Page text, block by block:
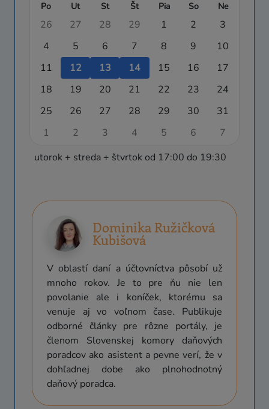
Po Ut St Št Pia So Ne
26 27 28 29 1 2
3
4
5 6 7 8 9
10
11
12 13 14 15 16
17
18
19 20 21 22 23
24
25
26 27 28 29 30
31
1
2 3 4 5 6
7
utorok + streda + štvrtok od 17:00 do 19:30
Dominika Ružičková
Kubišová
V oblastí daní a účtovníctva pôsobí už
mnoho rokov. Je to pre ňu nie len
povolanie ale i koníček, ktorému sa
venuje aj vo voľnom čase. Publikuje
odborné články pre rôzne portály, je
členom Slovenskej komory daňových
poradcov ako asistent a pevne verí, že v
dohľadnej dobe ako plnohodnotný
daňový poradca.